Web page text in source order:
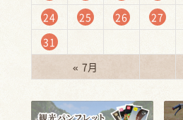
24
25 26 27
31
« 7月